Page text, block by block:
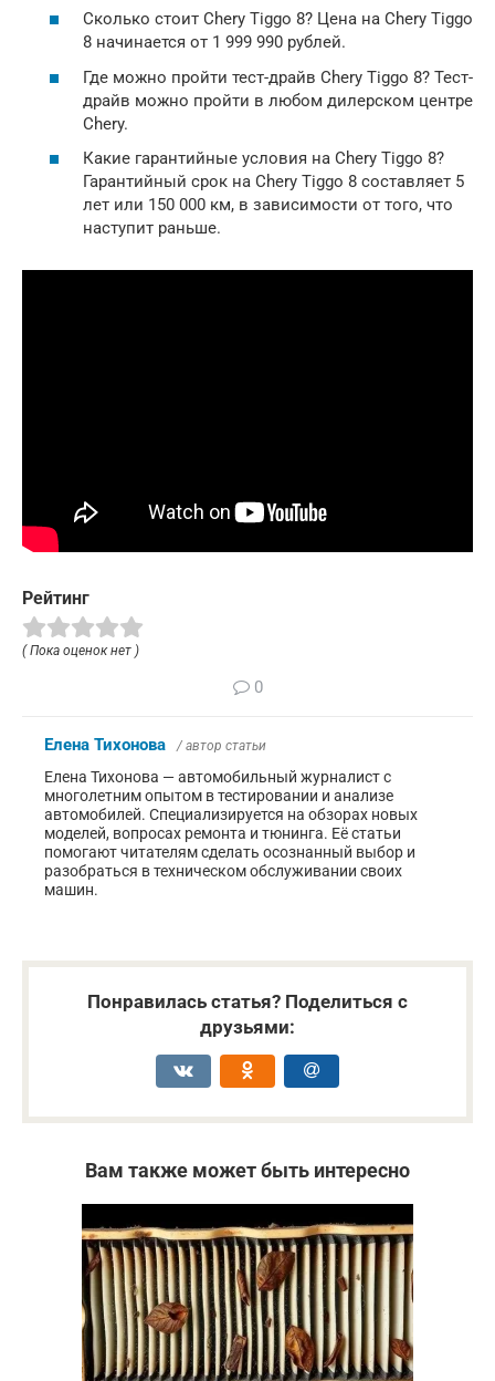
Сколько стоит Chery Tiggo 8? Цена на Chery Tiggo
8 начинается от 1 999 990 рублей.
Где можно пройти тест-драйв Chery Tiggo 8? Тест-
драйв можно пройти в любом дилерском центре
Chery.
Какие гарантийные условия на Chery Tiggo 8?
Гарантийный срок на Chery Tiggo 8 составляет 5
лет или 150 000 км, в зависимости от того, что
наступит раньше.
Рейтинг
( Пока оценок нет )
0
Елена Тихонова / автор статьи
Елена Тихонова — автомобильный журналист с
многолетним опытом в тестировании и анализе
автомобилей. Специализируется на обзорах новых
моделей, вопросах ремонта и тюнинга. Её статьи
помогают читателям сделать осознанный выбор и
разобраться в техническом обслуживании своих
машин.
Понравилась статья? Поделиться с
друзьями:
Вам также может быть интересно